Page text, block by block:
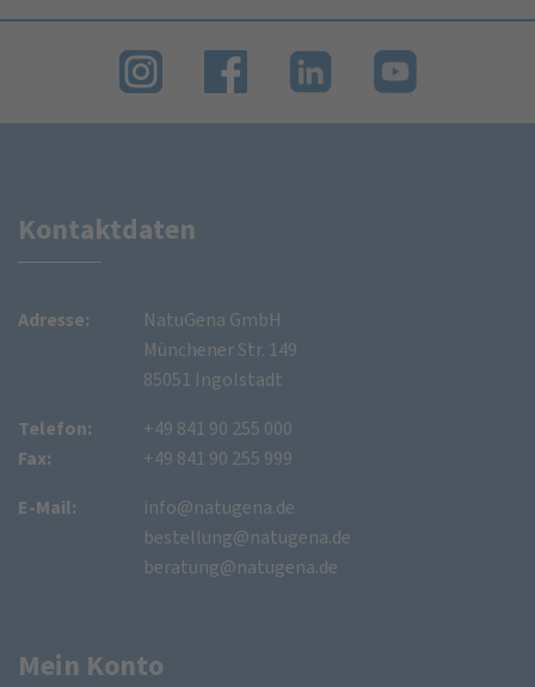
Kontaktdaten
Adresse:
NatuGena GmbH
Münchener Str. 149
85051 Ingolstadt
Telefon:
Fax:
+49 841 90 255 000
+49 841 90 255 999
E-Mail:
info@natugena.de
bestellung@natugena.de
beratung@natugena.de
Mein Konto